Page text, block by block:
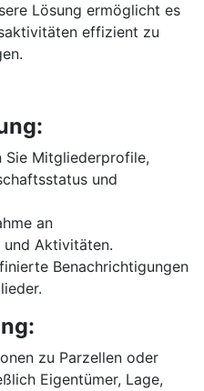
Lösung ermöglicht es
effizient zu
Sie Mitgliederprofile,
und
an
und Aktivitäten.
Benachrichtigungen
zu Parzellen oder
Eigentümer, Lage,